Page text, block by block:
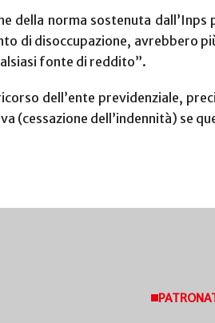
della norma sostenuta
disoccupazione, avrebbero
fonte di reddito”.
dell’ente previdenziale,
(cessazione dell’indennità) se